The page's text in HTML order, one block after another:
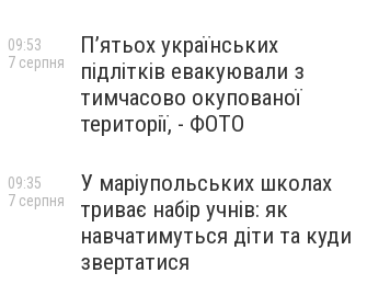
П’ятьох українських
підлітків евакуювали з
тимчасово окупованої
території, - ФОТО
09:53
7 серпня
У маріупольських школах
триває набір учнів: як
навчатимуться діти та куди
звертатися
09:35
7 серпня